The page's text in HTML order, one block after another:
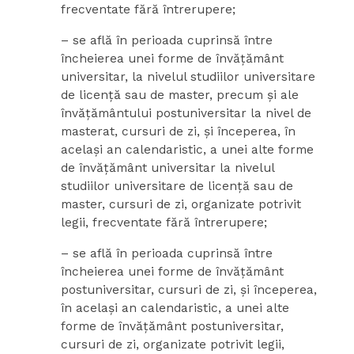
frecventate fără întrerupere;
– se află în perioada cuprinsă între
încheierea unei forme de învăţământ
universitar, la nivelul studiilor universitare
de licenţă sau de master, precum şi ale
învăţământului postuniversitar la nivel de
masterat, cursuri de zi, şi începerea, în
acelaşi an calendaristic, a unei alte forme
de învăţământ universitar la nivelul
studiilor universitare de licenţă sau de
master, cursuri de zi, organizate potrivit
legii, frecventate fără întrerupere;
– se află în perioada cuprinsă între
încheierea unei forme de învăţământ
postuniversitar, cursuri de zi, şi începerea,
în acelaşi an calendaristic, a unei alte
forme de învăţământ postuniversitar,
cursuri de zi, organizate potrivit legii,